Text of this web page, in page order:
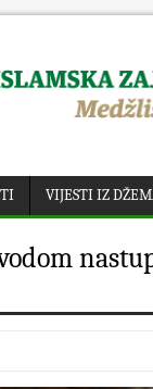
VIJESTI IZ